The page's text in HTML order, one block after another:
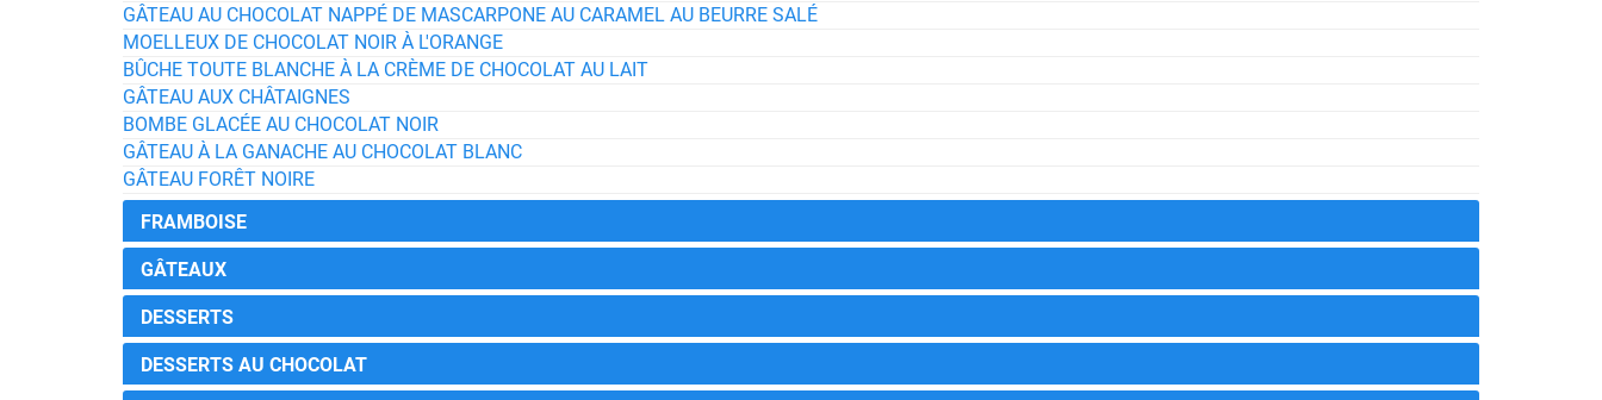
GÂTEAU AU CHOCOLAT NAPPÉ DE MASCARPONE AU CARAMEL AU BEURRE SALÉ
MOELLEUX DE CHOCOLAT NOIR À L'ORANGE
BÛCHE TOUTE BLANCHE À LA CRÈME DE CHOCOLAT AU LAIT
GÂTEAU AUX CHÂTAIGNES
BOMBE GLACÉE AU CHOCOLAT NOIR
GÂTEAU À LA GANACHE AU CHOCOLAT BLANC
GÂTEAU FORÊT NOIRE
FRAMBOISE
GÂTEAUX
DESSERTS
DESSERTS AU CHOCOLAT